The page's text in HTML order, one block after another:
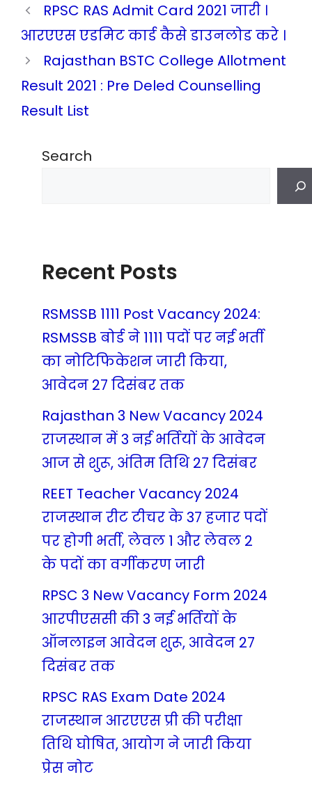
RPSC RAS Admit Card 2021 जारी ।
आरएएस एडमिट कार्ड कैसे डाउनलोड करे ।
Rajasthan BSTC College Allotment
Result 2021 : Pre Deled Counselling
Result List
Search
Recent Posts
RSMSSB 1111 Post Vacancy 2024:
RSMSSB बोर्ड ने 1111 पदों पर नई भर्ती
का नोटिफिकेशन जारी किया,
आवेदन 27 दिसंबर तक
Rajasthan 3 New Vacancy 2024
राजस्थान में 3 नई भर्तियों के आवेदन
आज से शुरू, अंतिम तिथि 27 दिसंबर
REET Teacher Vacancy 2024
राजस्थान रीट टीचर के 37 हजार पदों
पर होगी भर्ती, लेवल 1 और लेवल 2
के पदों का वर्गीकरण जारी
RPSC 3 New Vacancy Form 2024
आरपीएससी की 3 नई भर्तियों के
ऑनलाइन आवेदन शुरू, आवेदन 27
दिसंबर तक
RPSC RAS Exam Date 2024
राजस्थान आरएएस प्री की परीक्षा
तिथि घोषित, आयोग ने जारी किया
प्रेस नोट